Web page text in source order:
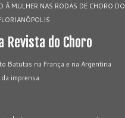
À MULHER NAS RODAS DE CHORO DO
Revista do Choro
Batutas na França e na Argentina
imprensa